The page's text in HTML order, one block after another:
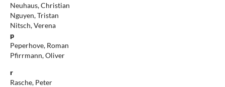
Neuhaus, Christian
Nguyen, Tristan
Nitsch, Verena
p
Peperhove, Roman
Pfirrmann, Oliver
r
Rasche, Peter